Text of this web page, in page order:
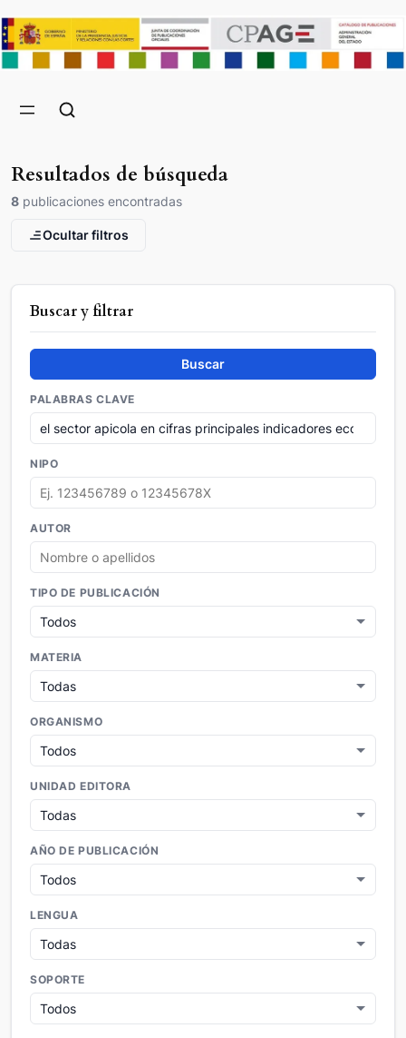
Resultados de búsqueda
8 publicaciones encontradas
Ocultar filtros
Buscar y filtrar
Buscar
PALABRAS CLAVE
NIPO
AUTOR
TIPO DE PUBLICACIÓN
MATERIA
ORGANISMO
UNIDAD EDITORA
AÑO DE PUBLICACIÓN
LENGUA
SOPORTE